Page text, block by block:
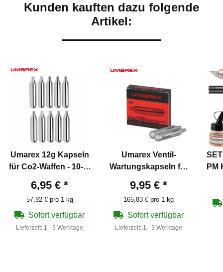
Kunden kauften dazu folgende
Artikel:
Umarex 12g Kapseln
für Co2-Waffen - 10-er
6,95 € *
57,92 € pro 1 kg
Sofort verfügbar
Lieferzeit: 1 - 3 Werktage
Umarex Ventil-
Wartungskapseln für
9,95 € *
165,83 € pro 1 kg
Sofort verfügbar
Lieferzeit: 1 - 3 Werktage
PM